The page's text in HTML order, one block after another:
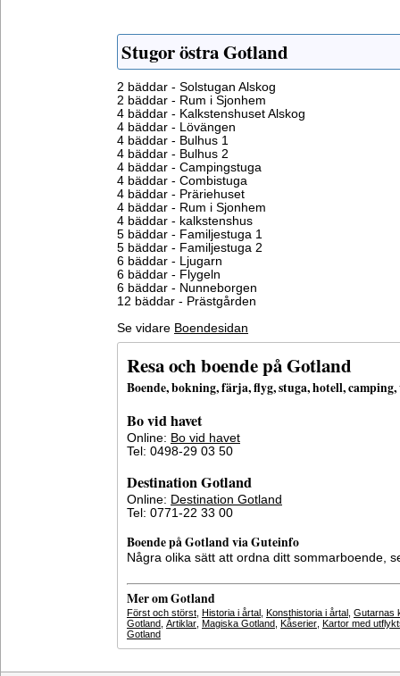
Stugor östra Gotland
2 bäddar - Solstugan Alskog
2 bäddar - Rum i Sjonhem
4 bäddar - Kalkstenshuset Alskog
4 bäddar - Lövängen
4 bäddar - Bulhus 1
4 bäddar - Bulhus 2
4 bäddar - Campingstuga
4 bäddar - Combistuga
4 bäddar - Präriehuset
4 bäddar - Rum i Sjonhem
4 bäddar - kalkstenshus
5 bäddar - Familjestuga 1
5 bäddar - Familjestuga 2
6 bäddar - Ljugarn
6 bäddar - Flygeln
6 bäddar - Nunneborgen
12 bäddar - Prästgården
Se vidare Boendesidan
Resa och boende på Gotland
Boende, bokning, färja, flyg, stuga, hotell,
Bo vid havet
Online: Bo vid havet
Tel: 0498-29 03 50
Destination Gotland
Online: Destination Gotland
Tel: 0771-22 33 00
Boende på Gotland via Guteinfo
Några olika sätt att ordna ditt sommarboende,
Mer om Gotland
Först och störst Historia i årtal Konsthistoria i årtal Gutarnas
Gotland Artiklar Magiska Gotland Kåserier Kartor med
Gotland